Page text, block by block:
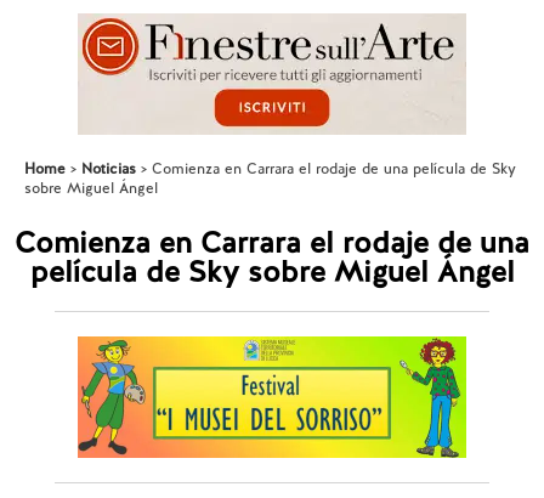
Home Noticias
Comienza en Carrara el rodaje de una película de Sky
sobre Miguel Ángel
Comienza en Carrara el rodaje de una
película de Sky sobre Miguel Ángel